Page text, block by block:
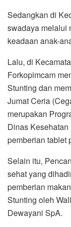
Sedangkan di
swadaya melalui
keadaan anak-
Lalu, di
Forkopimcam
Stunting dan
Jumat Ceria
merupakan
Dinas
pemberian tablet
Selain itu,
sehat yang
pemberian
Stunting oleh
Dewayani SpA.